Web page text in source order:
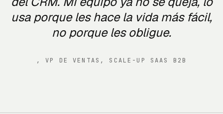
usa porque les hace la vida más fácil,
no porque les obligue.
,VP DE VENTAS, SCALE-UP SAAS B2B